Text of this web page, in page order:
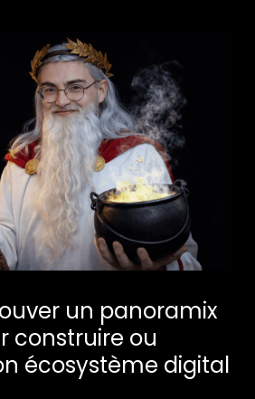
un panoramix
construire ou
écosystème digital